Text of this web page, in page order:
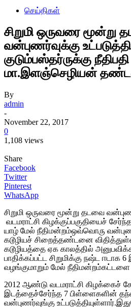
செய்திகள்
சிறுமி ஒருவரை மூன்று
வன்புணர்வுக்கு
குடும்பஸ்தர்ருக்கு நீதிபதி
மா.இளஞ்செழியன்
By
admin
-
November 22, 2017
0
1,108 views
Share
Facebook
Twitter
Pinterest
WhatsApp
சிறுமி ஒருவரை மூன்று தடவை
வடமராட்சி கிழக்குப்பகுதியைச்
யாழ் மேல் நீதிமன்றம்ஒவ்வொரு
கடூழியச் சிறைத்தண்டனை
கடூழியத்தை ஏக காலத்தில்
பாதிக்கப்பட்ட சிறுமிக்கு நஷ்ட ஈடாக
வழங்குமாறும் மேல் நீதிமன்றம்கட்டளை
2012 ஆண்டு வடமராட்சி கிழக்கைச்
இடத்தைச்சேர்ந்த 7 பிள்ளைகளின்
வன்புணர்வுங்கு